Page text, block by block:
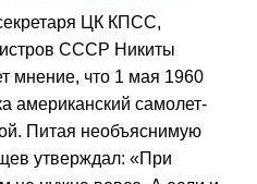
ЦК КПСС,
СССР Никиты
мнение, что 1 мая 1960
американский самолет-
Питая необъяснимую
утверждал: «При